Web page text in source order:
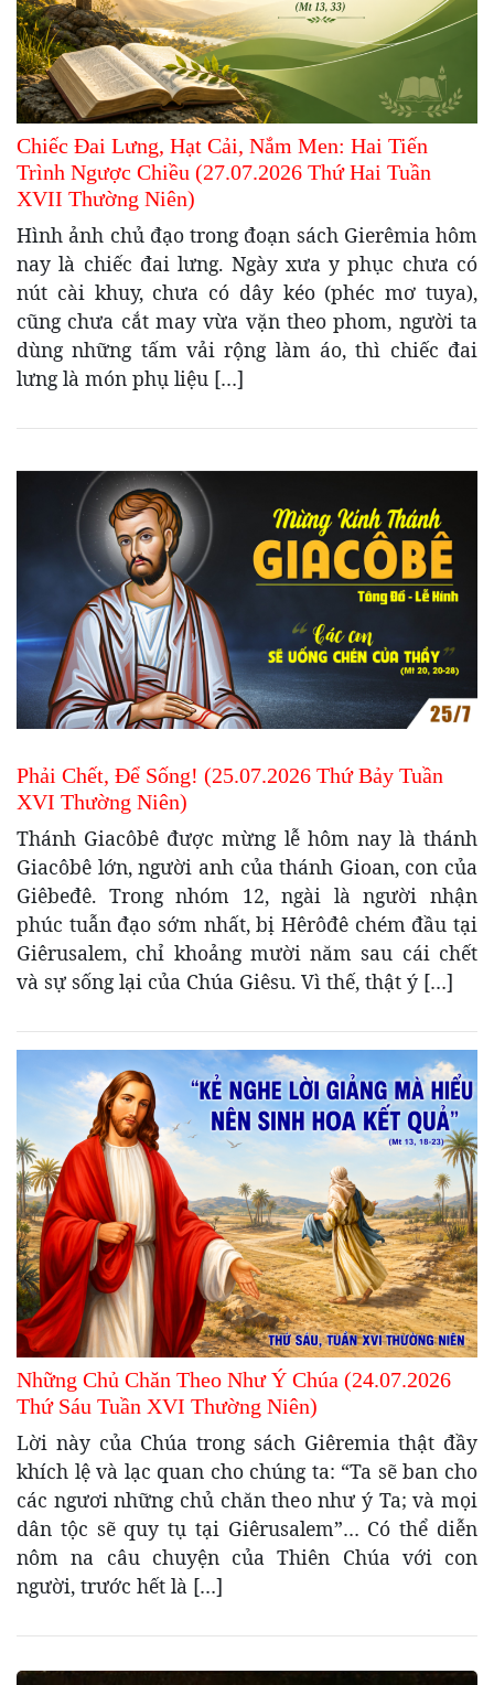
Chiếc Đai Lưng, Hạt Cải, Nắm Men: Hai Tiến
Trình Ngược Chiều (27.07.2026 Thứ Hai Tuần
XVII Thường Niên)
Hình ảnh chủ đạo trong đoạn sách Gierêmia hôm
nay là chiếc đai lưng. Ngày xưa y phục chưa có
nút cài khuy, chưa có dây kéo (phéc mơ tuya),
cũng chưa cắt may vừa vặn theo phom, người ta
dùng những tấm vải rộng làm áo, thì chiếc đai
lưng là món phụ liệu […]
Phải Chết, Để Sống! (25.07.2026 Thứ Bảy Tuần
XVI Thường Niên)
Thánh Giacôbê được mừng lễ hôm nay là thánh
Giacôbê lớn, người anh của thánh Gioan, con của
Giêbeđê. Trong nhóm 12, ngài là người nhận
phúc tuẫn đạo sớm nhất, bị Hêrôđê chém đầu tại
Giêrusalem, chỉ khoảng mười năm sau cái chết
và sự sống lại của Chúa Giêsu. Vì thế, thật ý […]
Những Chủ Chăn Theo Như Ý Chúa (24.07.2026
Thứ Sáu Tuần XVI Thường Niên)
Lời này của Chúa trong sách Giêremia thật đầy
khích lệ và lạc quan cho chúng ta: “Ta sẽ ban cho
các ngươi những chủ chăn theo như ý Ta; và mọi
dân tộc sẽ quy tụ tại Giêrusalem”… Có thể diễn
nôm na câu chuyện của Thiên Chúa với con
người, trước hết là […]